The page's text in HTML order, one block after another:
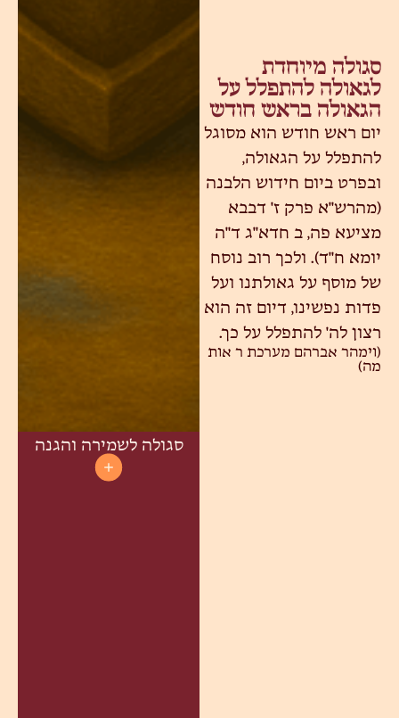
סגולה מיוחדת
לגאולה להתפלל על
הגאולה בראש חודש
יום ראש חודש הוא מסוגל
להתפלל על הגאולה,
ובפרט ביום חידוש הלבנה
(מהרש"א פרק ז' דבבא
מציעא פה, ב חדא"ג ד"ה
יומא ח"ד). ולכך רוב נוסח
של מוסף על גאולתנו ועל
פדות נפשינו, דיום זה הוא
רצון לה' להתפלל על כך.
(וימהר אברהם מערכת ר אות
מה)
סגולה לשמירה והגנה